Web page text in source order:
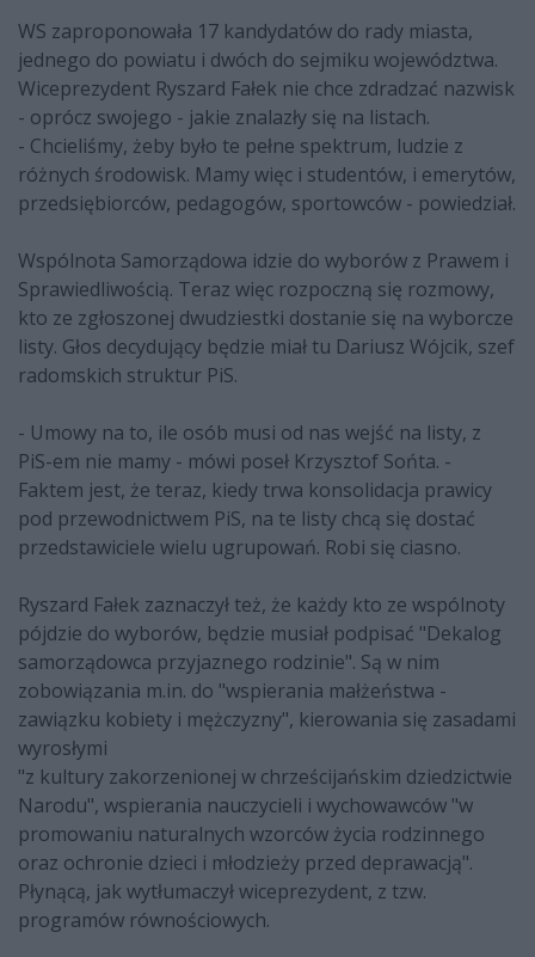
WS zaproponowała 17 kandydatów do rady miasta,
jednego do powiatu i dwóch do sejmiku województwa.
Wiceprezydent Ryszard Fałek nie chce zdradzać nazwisk
- oprócz swojego - jakie znalazły się na listach.
- Chcieliśmy, żeby było te pełne spektrum, ludzie z
różnych środowisk. Mamy więc i studentów, i emerytów,
przedsiębiorców, pedagogów, sportowców - powiedział.
Wspólnota Samorządowa idzie do wyborów z Prawem i
Sprawiedliwością. Teraz więc rozpoczną się rozmowy,
kto ze zgłoszonej dwudziestki dostanie się na wyborcze
listy. Głos decydujący będzie miał tu Dariusz Wójcik, szef
radomskich struktur PiS.
- Umowy na to, ile osób musi od nas wejść na listy, z
PiS-em nie mamy - mówi poseł Krzysztof Sońta. -
Faktem jest, że teraz, kiedy trwa konsolidacja prawicy
pod przewodnictwem PiS, na te listy chcą się dostać
przedstawiciele wielu ugrupowań. Robi się ciasno.
Ryszard Fałek zaznaczył też, że każdy kto ze wspólnoty
pójdzie do wyborów, będzie musiał podpisać "Dekalog
samorządowca przyjaznego rodzinie". Są w nim
zobowiązania m.in. do "wspierania małżeństwa -
zawiązku kobiety i mężczyzny", kierowania się zasadami
wyrosłymi
"z kultury zakorzenionej w chrześcijańskim dziedzictwie
Narodu", wspierania nauczycieli i wychowawców "w
promowaniu naturalnych wzorców życia rodzinnego
oraz ochronie dzieci i młodzieży przed deprawacją".
Płynącą, jak wytłumaczył wiceprezydent, z tzw.
programów równościowych.